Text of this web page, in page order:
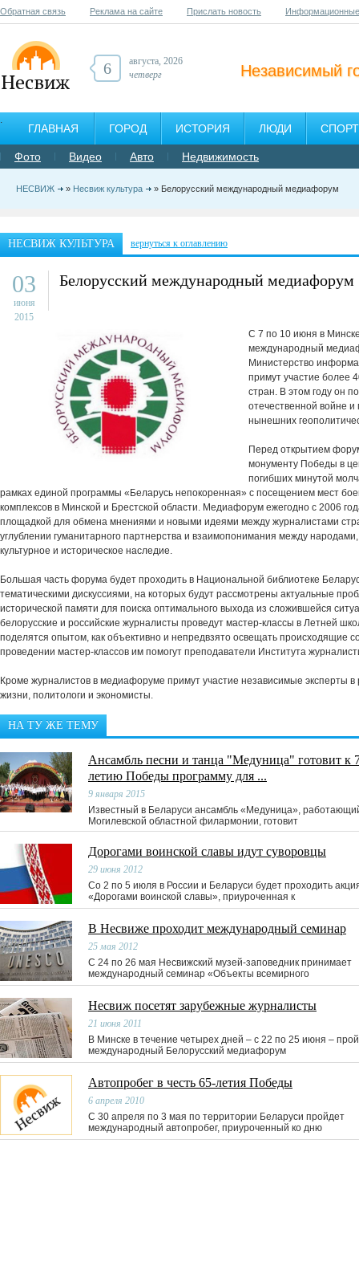
Обратная связь Реклама на сайте Прислать новость
Независимый
6
августа, 2026
четверг
ГЛАВНАЯ ГОРОД ИСТОРИЯ ЛЮДИ СПОРТ
Фото Видео Авто Недвижимость
НЕСВИЖ » Несвиж культура » Белорусский международный медиафорум
НЕСВИЖ КУЛЬТУРА вернуться к оглавлению
03
июня
2015
Белорусский международный медиафорум
С 7 по 10 июня в
международный
Министерство
примут участие более
стран. В этом году он
отечественной войне
нынешних
Перед открытием
монументу Победы в
погибших минутой
рамках единой программы «Беларусь непокоренная» с посещением мест
комплексов в Минской и Брестской области. Медиафорум ежегодно с 2006
площадкой для обмена мнениями и новыми идеями между журналистами
углублении гуманитарного партнерства и взаимопонимания между
культурное и историческое наследие.
Большая часть форума будет проходить в Национальной библиотеке
тематическими дискуссиями, на которых будут рассмотрены актуальные
исторической памяти для поиска оптимального выхода из сложившейся
белорусские и российские журналисты проведут мастер-классы в Летней
поделятся опытом, как объективно и непредвзято освещать происходящие
проведении мастер-классов им помогут преподаватели Института
Кроме журналистов в медиафоруме примут участие независимые эксперты
жизни, политологи и экономисты.
НА ТУ ЖЕ ТЕМУ
Ансамбль песни и танца "Медуница" готовит к
летию Победы программу для ...
9 января 2015
Известный в Беларуси ансамбль «Медуница»,
Могилевской областной филармонии, готовит
Дорогами воинской славы идут суворовцы
29 июня 2012
Со 2 по 5 июля в России и Беларуси будет проходить
«Дорогами воинской славы», приуроченная к
В Несвиже проходит международный семинар
25 мая 2012
С 24 по 26 мая Несвижский музей-заповедник принимает
международный семинар «Объекты всемирного
Несвиж посетят зарубежные журналисты
21 июня 2011
В Минске в течение четырех дней – с 22 по 25 июня –
международный Белорусский медиафорум
Автопробег в честь 65-летия Победы
6 апреля 2010
С 30 апреля по 3 мая по территории Беларуси пройдет
международный автопробег, приуроченный ко дню